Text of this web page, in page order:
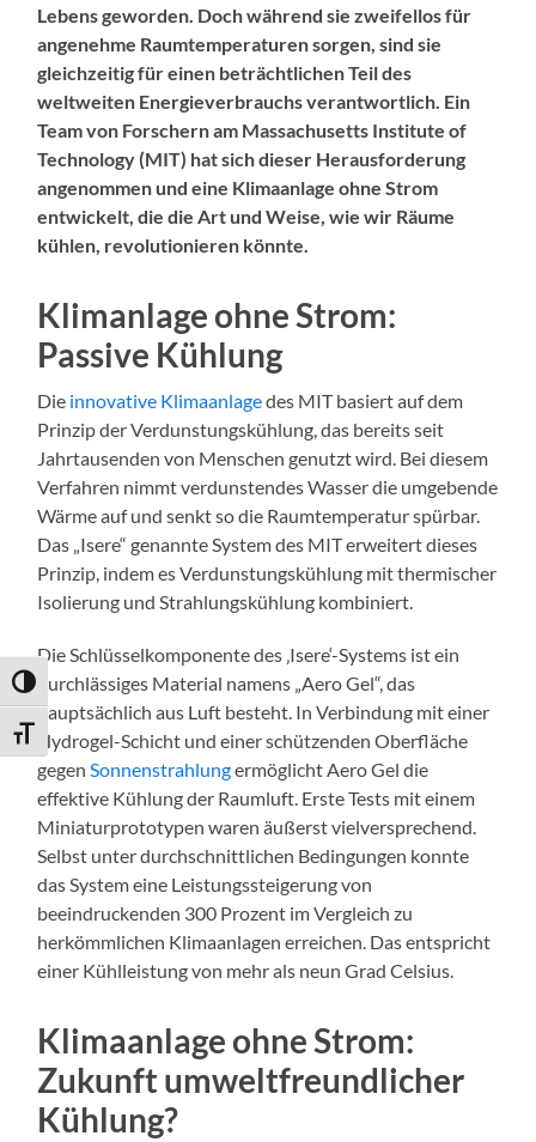
Umschalten auf hohe Kontraste
Schrift vergrößern
Lebens geworden. Doch während sie zweifellos für
angenehme Raumtemperaturen sorgen, sind sie
gleichzeitig für einen beträchtlichen Teil des
weltweiten Energieverbrauchs verantwortlich. Ein
Team von Forschern am Massachusetts Institute of
Technology (MIT) hat sich dieser Herausforderung
angenommen und eine Klimaanlage ohne Strom
entwickelt, die die Art und Weise, wie wir Räume
kühlen, revolutionieren könnte.
Klimanlage ohne Strom:
Passive Kühlung
Die innovative Klimaanlagedes MIT basiert auf dem
Prinzip der Verdunstungskühlung, das bereits seit
Jahrtausenden von Menschen genutzt wird. Bei diesem
Verfahren nimmt verdunstendes Wasser die umgebende
Wärme auf und senkt so die Raumtemperatur spürbar.
Das „Isere“ genannte System des MIT erweitert dieses
Prinzip, indem es Verdunstungskühlung mit thermischer
Isolierung und Strahlungskühlung kombiniert.
Die Schlüsselkomponente des ‚Isere‘-Systems ist ein
durchlässiges Material namens „Aero Gel“, das
hauptsächlich aus Luft besteht. In Verbindung mit einer
Hydrogel-Schicht und einer schützenden Oberfläche
gegenSonnenstrahlungermöglicht Aero Gel die
effektive Kühlung der Raumluft. Erste Tests mit einem
Miniaturprototypen waren äußerst vielversprechend.
Selbst unter durchschnittlichen Bedingungen konnte
das System eine Leistungssteigerung von
beeindruckenden 300 Prozent im Vergleich zu
herkömmlichen Klimaanlagen erreichen. Das entspricht
einer Kühlleistung von mehr als neun Grad Celsius.
Klimaanlage ohne Strom:
Zukunft umweltfreundlicher
Kühlung?